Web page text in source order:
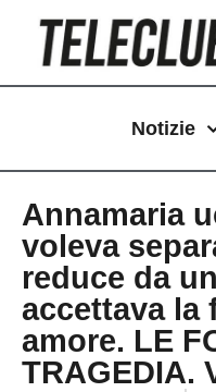
contenuto
Notizie
Annamaria
voleva
reduce da
accettava la
amore. LE
TRAGEDIA.